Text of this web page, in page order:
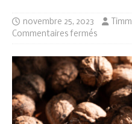
novembre 25, 2023
Commentaires fermés